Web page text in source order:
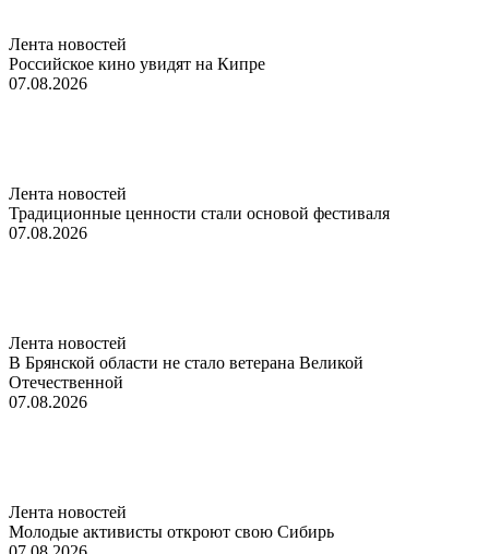
Лента новостей
Российское кино увидят на Кипре
07.08.2026
Лента новостей
Традиционные ценности стали основой фестиваля
07.08.2026
Лента новостей
В Брянской области не стало ветерана Великой
Отечественной
07.08.2026
Лента новостей
Молодые активисты откроют свою Сибирь